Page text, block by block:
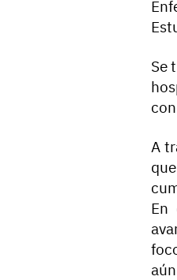
Se
A
En